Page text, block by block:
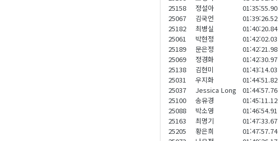
25158
정설아 01:35:55.90
25067
김국언 01:39:26.52
25182
최병실 01:40:20.84
25061
박현정 01:42:02.03
25189
문은정 01:42:21.98
25069
정경화 01:42:30.97
25138
김현미 01:43:14.03
25031
우지화 01:44:51.82
25037
Jessica Long 01:44:57.76
25100
송유경 01:45:11.12
25088
박소영 01:46:54.91
25163
최명기 01:47:33.67
25205
황은희 01:47:57.74